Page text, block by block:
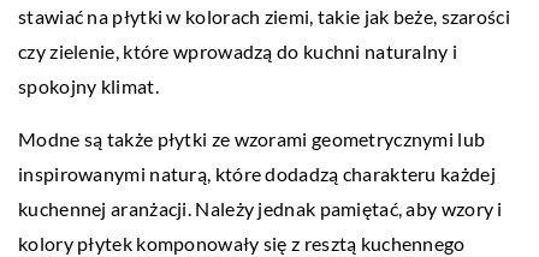
stawiać na płytki w kolorach ziemi, takie jak beże, szarości
czy zielenie, które wprowadzą do kuchni naturalny i
spokojny klimat.
Modne są także płytki ze wzorami geometrycznymi lub
inspirowanymi naturą, które dodadzą charakteru każdej
kuchennej aranżacji. Należy jednak pamiętać, aby wzory i
kolory płytek komponowały się z resztą kuchennego